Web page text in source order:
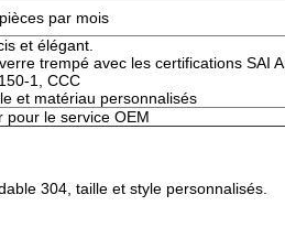
par mois
et élégant.
trempé avec les certifications SAI
1, CCC
et matériau personnalisés
pour le service OEM
304, taille et style personnalisés.